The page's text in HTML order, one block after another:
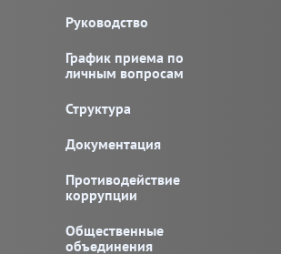
Руководство
График приема по
личным вопросам
Структура
Документация
Противодействие
коррупции
Общественные
объединения